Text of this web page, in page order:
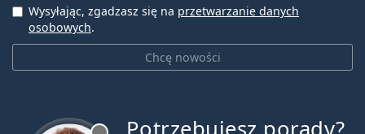
Chcę nowości
Wysyłając, zgadzasz się na przetwarzanie danych
osobowych.